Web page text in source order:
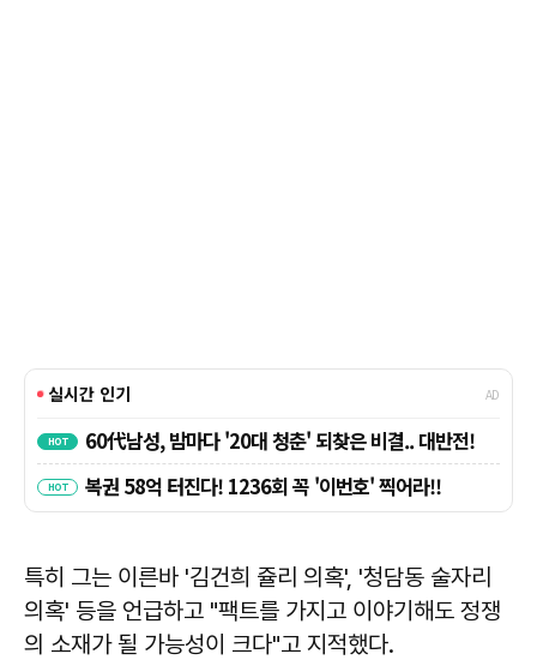
특히 그는 이른바 '김건희 쥴리 의혹', '청담동 술자리
의혹' 등을 언급하고 "팩트를 가지고 이야기해도 정쟁
의 소재가 될 가능성이 크다"고 지적했다.